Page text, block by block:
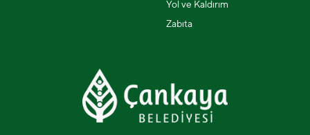
Yol ve Kaldırım
Zabıta